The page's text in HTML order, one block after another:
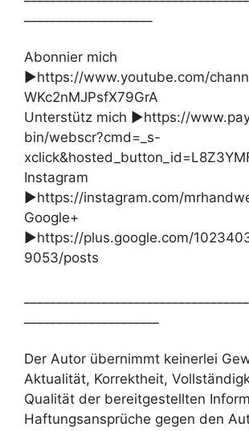
Abonnier mich
►https://www.youtube.com/
WKc2nMJPsfX79GrA
Unterstütz mich ►https://
bin/webscr?cmd=_s-
Instagram
►https://instagram.com/
Google+
►https://plus.google.com/
9053/posts
Der Autor übernimmt keinerlei
Aktualität, Korrektheit,
Qualität der bereitgestellten
Haftungsansprüche gegen den